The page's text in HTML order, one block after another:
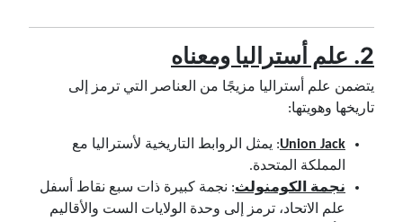
2. علم أستراليا ومعناه
يتضمن علم أستراليا مزيجًا من العناصر التي ترمز إلى
تاريخها وهويتها:
Union Jack: يمثل الروابط التاريخية لأستراليا مع
المملكة المتحدة.
نجمة الكومنولث: نجمة كبيرة ذات سبع نقاط أسفل
علم الاتحاد، ترمز إلى وحدة الولايات الست والأقاليم